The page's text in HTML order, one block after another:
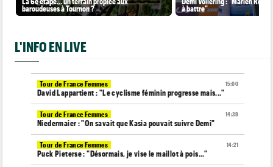
baroudeuses à Tournon ?
à battre"
L'INFO EN LIVE
15:00
Tour de France Femmes
David Lappartient : "Le cyclisme féminin progresse mais..."
14:39
Tour de France Femmes
Niedermaier : "On savait que Kasia pouvait suivre Demi"
14:21
Tour de France Femmes
Puck Pieterse : "Désormais, je vise le maillot à pois..."